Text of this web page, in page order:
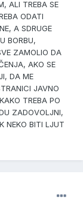
ALI TREBA SE
ODATI
A SDRUGE
BORBU,
ZAMOLIO DA
AKO SE
DA ME
JAVNO
TREBA PO
ZADOVOLJNI,
NEKO BITI LJUT